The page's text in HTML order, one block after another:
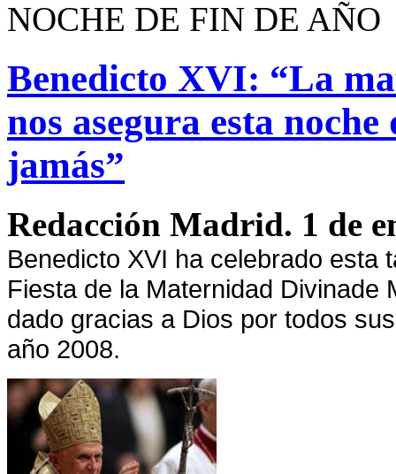
NOCHE DE FIN DE AÑO
Benedicto XVI: “La
nos asegura esta
jamás”
Redacción Madrid. 1 de
Benedicto XVI ha celebrado
Fiestade la Maternidad Divinade
dado gracias a Dios por todos
año 2008.